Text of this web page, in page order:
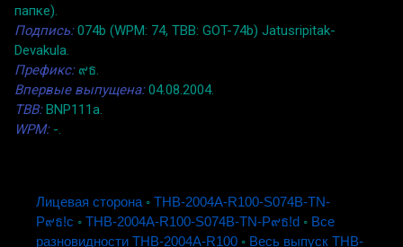
папке).
Подпись:074b (WPM: 74, TBB: GOT-74b) Jatusripitak-
Devakula.
Префикс:๙ธ.
Впервые выпущена:04.08.2004.
TBB:BNP111a.
WPM:-.
Лицевая сторона◦ THB-2004A-R100-S074B-TN-
P๙ธ!c ◦ THB-2004A-R100-S074B-TN-P๙ธ!d ◦ Все
разновидности THB-2004A-R100 ◦ Весь выпуск THB-